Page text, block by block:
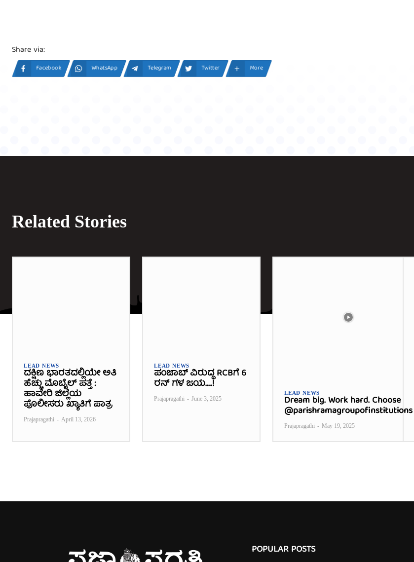
Share via:
Facebook WhatsApp Telegram Twitter More
Related Stories
LEAD NEWS
ದಕ್ಷಿಣ ಭಾರತದಲ್ಲಿಯೇ ಅತಿ
ಹೆಚ್ಚು ಮೊಬೈಲ್ ಪತ್ತೆ :
ಹಾವೇರಿ ಜಿಲ್ಲೆಯ
ಪೊಲೀಸರು ಖ್ಯಾತಿಗೆ ಪಾತ್ರ
Prajapragathi - April 13, 2026
LEAD NEWS
ಪಂಜಾಬ್ ವಿರುದ್ಧ RCBಗೆ 6
ರನ್ ಗಳ ಜಯ…..!
Prajapragathi - June 3, 2025
LEAD NEWS
Dream big. Work hard. Choose
@parishramagroupofinstitutions
Prajapragathi - May 19, 2025
POPULAR POSTS